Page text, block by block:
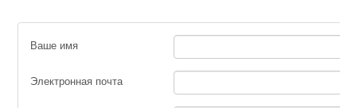
Ваше имя
Электронная почта